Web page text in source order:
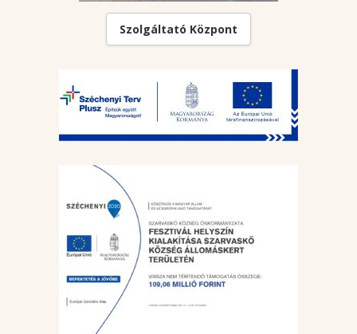
Szolgáltató Központ